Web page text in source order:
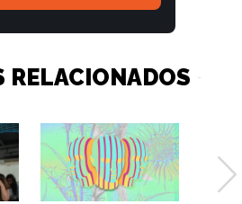
RELACIONADOS